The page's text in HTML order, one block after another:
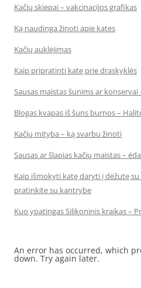
Kačių skiepai – vakcinacijos grafikas
Ką naudinga žinoti apie kates
Kačių auklėjimas
Kaip pripratinti katę prie draskyklės
Sausas maistas šunims ar konservai
Blogas kvapas iš šuns burnos –
Kačių mityba – ką svarbu žinoti
Sausas ar šlapias kačių maistas –
Kaip išmokyti katę daryti į dėžutę
pratinkite su kantrybe
Kuo ypatingas Silikoninis kraikas –
An error has occurred, which
down. Try again later.